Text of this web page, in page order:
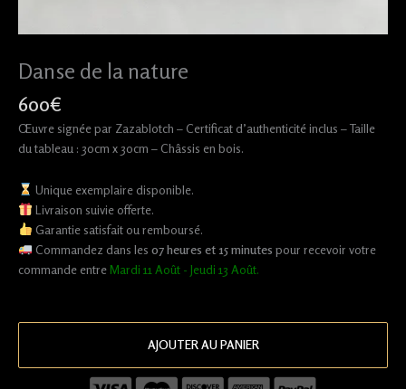
Danse de la nature
600€
Œuvre signée par Zazablotch – Certificat d’authenticité inclus – Taille
du tableau : 30cm x 30cm – Châssis en bois.
Unique exemplaire disponible.
Livraison suivie offerte.
Garantie satisfait ou remboursé.
Commandez dans les 07heures et 15minutes pour recevoir votre
commande entreMardi 11 Août - Jeudi 13 Août.
AJOUTER AU PANIER
Alternative: